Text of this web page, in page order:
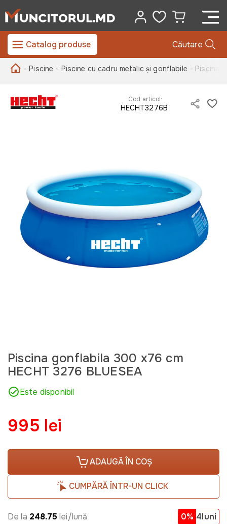
Catalog produse Căutare
- Piscine - Piscine cu cadru metalic și gonflabile - Piscina
Cod articol:
HECHT3276B
Piscina gonflabila 300 x76 cm
HECHT 3276 BLUESEA
Este disponibil
995 lei
ADAUGĂ ÎN COȘ
CUMPĂRĂ ÎNTR-UN CLICK
De la 248.75 lei/lună 0% 4luni